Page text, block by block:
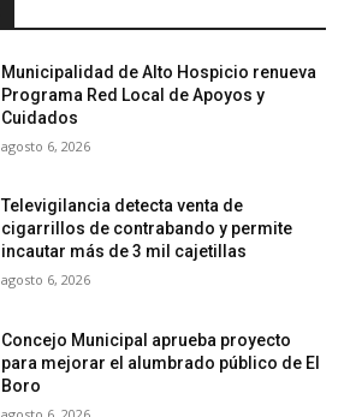
Municipalidad de Alto Hospicio renueva
Programa Red Local de Apoyos y
Cuidados
agosto 6, 2026
Televigilancia detecta venta de
cigarrillos de contrabando y permite
incautar más de 3 mil cajetillas
agosto 6, 2026
Concejo Municipal aprueba proyecto
para mejorar el alumbrado público de El
Boro